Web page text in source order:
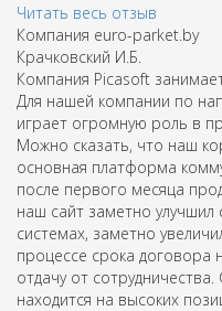
Читать весь отзыв
Компания euro-parket.by
Крачковский И.Б.
Компания Picasoft
Для нашей компании по
играет огромную роль в
Можно сказать, что наш
основная платформа
после первого месяца
наш сайт заметно
системах, заметно
процессе срока договора
отдачу от
находится на высоких